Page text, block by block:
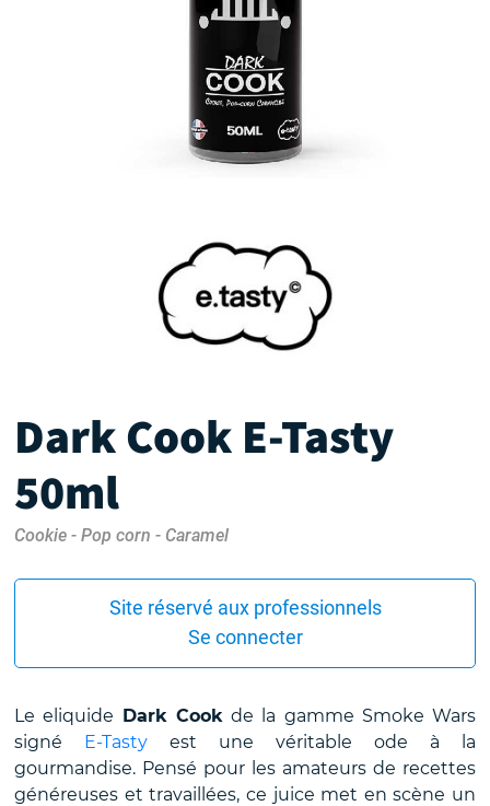
Dark Cook E-Tasty
50ml
Cookie - Pop corn - Caramel
Site réservé aux professionnels
Se connecter
Le eliquide Dark Cookde la gamme Smoke Wars
signé E-Tasty est une véritable ode à la
gourmandise. Pensé pour les amateurs de recettes
généreuses et travaillées, ce juice met en scène un